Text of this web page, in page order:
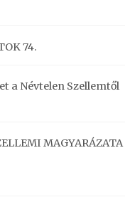
74.
a Névtelen Szellemtől
MAGYARÁZATA